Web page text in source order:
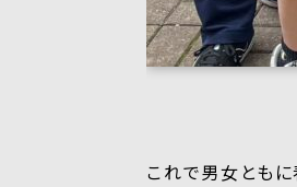
これで男女とも